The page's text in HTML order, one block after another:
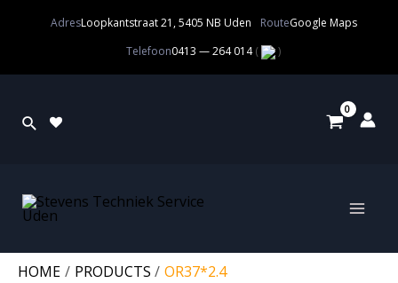
AdresLoopkantstraat 21, 5405 NB Uden RouteGoogle Maps
Telefoon0413 — 264 014( )
HOME PRODUCTS OR37*2.4